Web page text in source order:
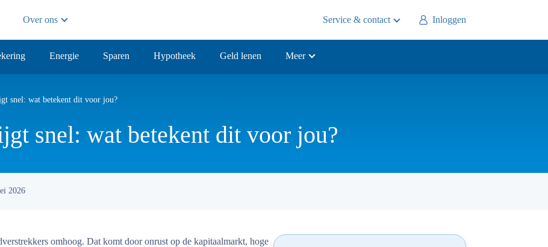
Over ons Service & contact Inloggen
Energie Sparen Hypotheek Geld lenen Meer
snel: wat betekent dit voor jou?
snel: wat betekent dit voor jou?
2026
omhoog. Dat komt door onrust op de kapitaalmarkt, hoge